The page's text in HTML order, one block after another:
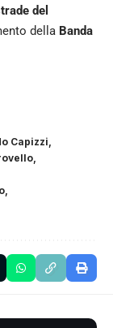
del
della Banda
Capizzi